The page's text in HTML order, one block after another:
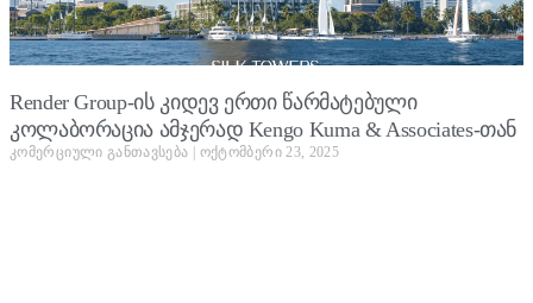
Render Group-ის კიდევ ერთი წარმატებული
კოლაბორაცია ამჯერად Kengo Kuma & Associates-თან
კომერციული განთავსება ოქტომბერი 23, 2025